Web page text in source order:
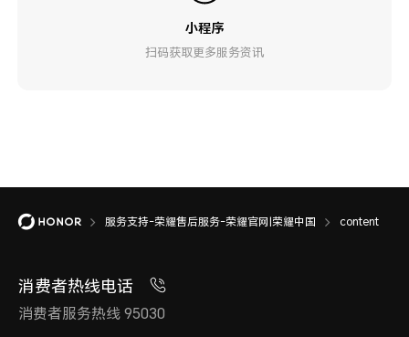
小程序
扫码获取更多服务资讯
服务支持-荣耀售后服务-荣耀官网|荣耀中国 content
消费者热线电话
消费者服务热线 95030